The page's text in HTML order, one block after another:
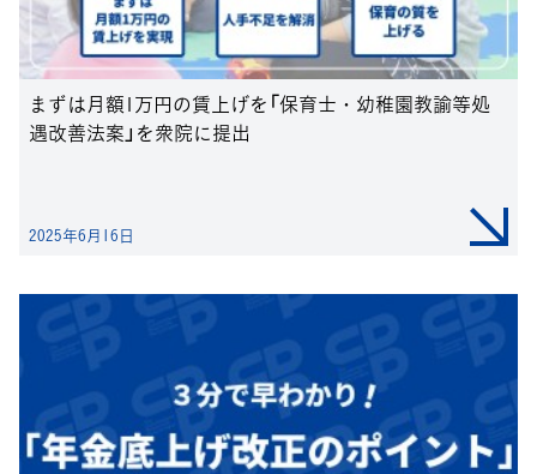
まずは月額1万円の賃上げを「保育士・幼稚園教諭等処
遇改善法案」を衆院に提出
2025年6月16日